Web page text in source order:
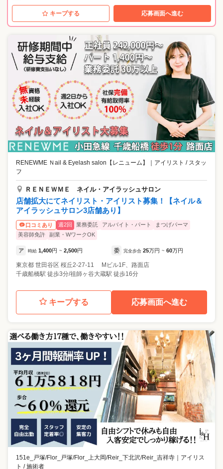
る空間を意識。 落ち着いた雰囲気の中で、 お客様にもスタッフにも心地
よい環境を整えています。 「ここに来ると気分が上がる」「日常を忘れ
られる」 そんな声を多くいただくサロンです☆ 🔸未経験でも安心の研修
ル施術中心の研修 →技術チェックテストを実施し、合格すると晴れて
デビュー！ ・営業時間内で入客〜施術の流れを習得 ・一人ひとりの理解
度に合わせたフォロー体制 約1か月でのデビューを目指しつつ、 無理な
く・確実に成長できるカリキュラムです。 デビュー後もスキルアップの
ための社内コンテンツなどがあり、 経験を積みながら、着実にスキルア
ップできる環境です☆ 【1か月デビューのメリット✨】 ・早い段階
でご入客できるため、ネイリストとしての楽しさややりがいを早く実感
✨ ・デビュー後は売上も立てられるため、インセンティブへの反映が
早い 大会の審査員や入賞したスタッフもおり、未経験からでもスキ
ルを発揮できる環境を整えております！ 🔸最も大切にしている「おもて
なし」🔸 施術だけでなく、お客様一人一人に向き合い、 「自分がされた
ら嬉しいこと」を常に考えながら 安心してお任せいただける接客と空間
づくりを大切に 特別な時間をご提供しています✨ 回転重視ではなく、 お
働きやすい環境のポイント🔸 年齢や経験に関係なく活躍できる環境です
☆ スタッフ同士の価値観が近く、 自然と助け合える温かい雰囲気が魅
力。 ・髪色自由（規定あり） ・ネイル／アイの施術無料 ・おしゃれな
制服あり ・資格取得支援制度あり ・店販商品の購入も可能 ・全店舗駅
チカ5分！ ・産休育休実績100％
キープする 応募画面へ進む
RENEWME Ｎail & Eyelash salon【レニューム】 ｜ アイリスト / スタッ
フ
ＲＥＮＥＷＭＥ ネイル・アイラッシュサロン
店舗拡大にてネイリスト・アイリスト募集！【ネイル＆
アイラッシュサロン3店舗あり】
口コミあり 週2回 業務委託 アルバイト・パート
まつげパーマ
美容師免許
副業・WワークOK
ア 時給 1,400円 ~ 2,500円 委 完全歩合 25万円 ~ 60万円
東京都 世田谷区 桜丘2-27-11 Mビル1F、路面店
千歳船橋駅 徒歩3分/祖師ヶ谷大蔵駅 徒歩16分
キープする 応募画面へ進む
151e_戸塚/Flor_戸塚/Flor_上大岡/Reir_下北沢/Reir_吉祥寺
アイリス
ト / 施術者